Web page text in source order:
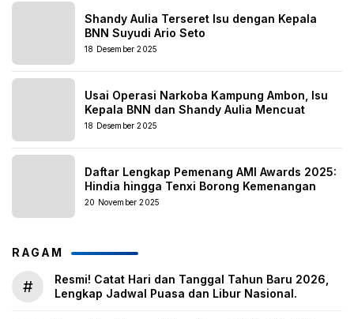
Shandy Aulia Terseret Isu dengan Kepala
BNN Suyudi Ario Seto
18 Desember 2025
Usai Operasi Narkoba Kampung Ambon, Isu
Kepala BNN dan Shandy Aulia Mencuat
18 Desember 2025
Daftar Lengkap Pemenang AMI Awards 2025:
Hindia hingga Tenxi Borong Kemenangan
20 November 2025
RAGAM
#
Resmi! Catat Hari dan Tanggal Tahun Baru 2026,
Lengkap Jadwal Puasa dan Libur Nasional.